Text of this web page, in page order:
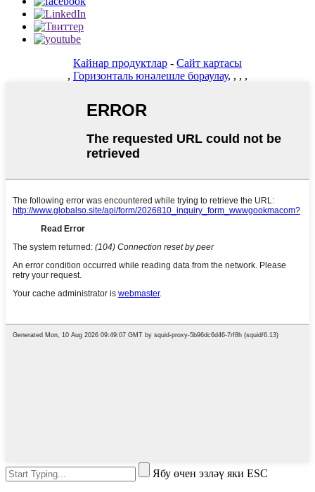
Кайнар продуктлар - Сайт картасы
, Горизонталь юнәлешле бораулау, , , ,
Ябу өчен эзләү яки ESC